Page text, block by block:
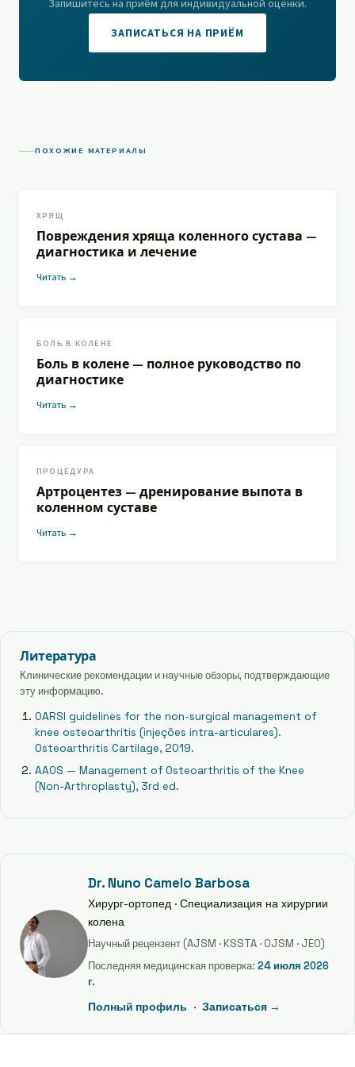
Запишитесь на приём для индивидуальной оценки.
ЗАПИСАТЬСЯ НА ПРИЁМ
ПОХОЖИЕ МАТЕРИАЛЫ
ХРЯЩ
Повреждения хряща коленного сустава —
диагностика и лечение
Читать →
БОЛЬ В КОЛЕНЕ
Боль в колене — полное руководство по
диагностике
Читать →
ПРОЦЕДУРА
Артроцентез — дренирование выпота в
коленном суставе
Читать →
Литература
Клинические рекомендации и научные обзоры, подтверждающие
эту информацию.
OARSI guidelines for the non-surgical management of
knee osteoarthritis (injeções intra-articulares).
Osteoarthritis Cartilage, 2019.
AAOS — Management of Osteoarthritis of the Knee
(Non-Arthroplasty), 3rd ed.
Dr. Nuno Camelo Barbosa
Хирург-ортопед · Специализация на хирургии
колена
Научный рецензент (AJSM · KSSTA · OJSM · JEO)
Последняя медицинская проверка: 24 июля 2026
г.
Полный профиль · Записаться →